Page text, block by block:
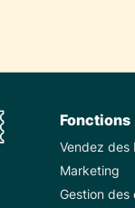
Fonctions
Vendez des
Marketing
Gestion des